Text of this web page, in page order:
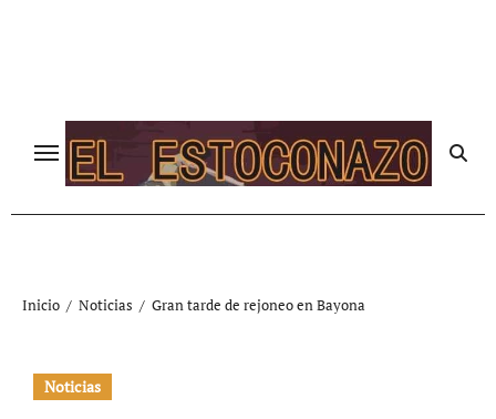
Inicio Noticias Gran tarde de rejoneo en Bayona
Noticias